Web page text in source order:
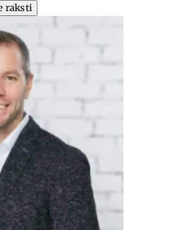
raksti